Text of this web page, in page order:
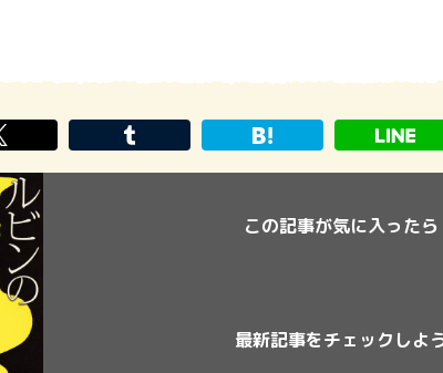
この記事が気に入ったら
最新記事をチェックしよ